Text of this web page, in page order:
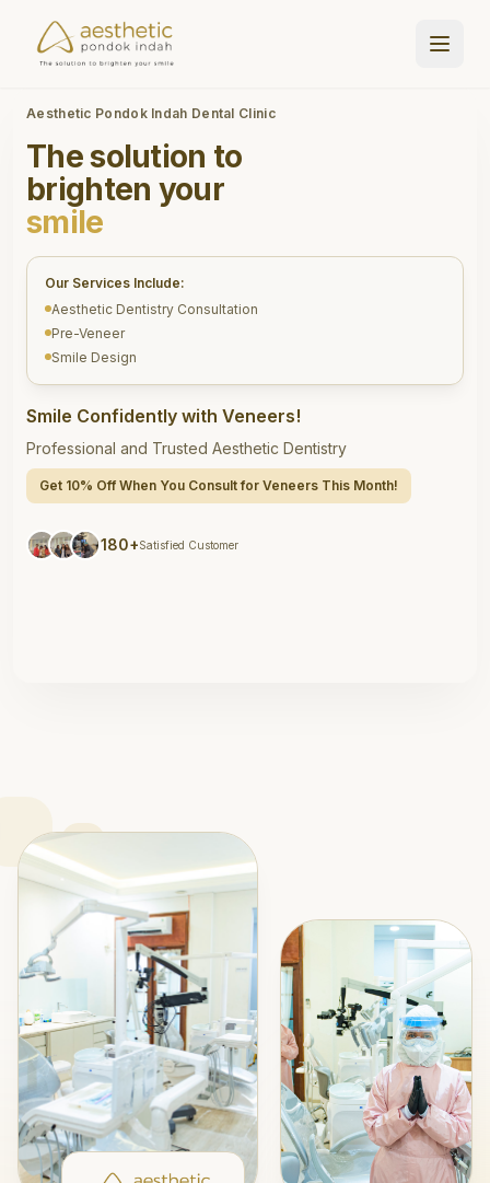
Aesthetic Pondok Indah Dental Clinic
The solution to
brighten your
smile
Our Services Include:
Aesthetic Dentistry Consultation
Pre-Veneer
Smile Design
Smile Confidently with Veneers!
Professional and Trusted Aesthetic Dentistry
Get 10% Off When You Consult for Veneers This Month!
180+Satisfied Customer